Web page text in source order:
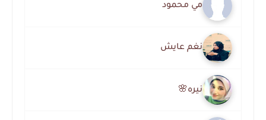
مي محمود
نغم عايش
نيره🌸